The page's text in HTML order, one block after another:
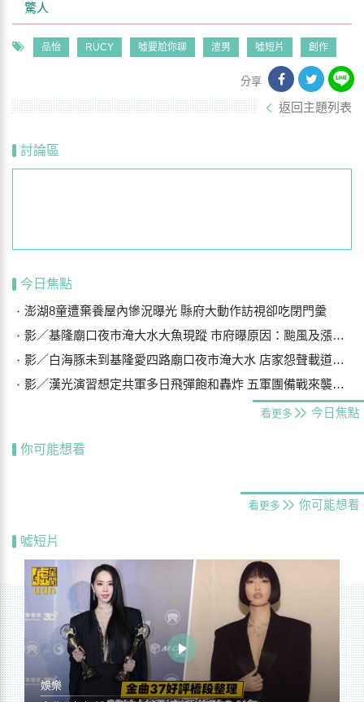
驚人
品怡 RUCY 噓要尬你聊 渣男 噓短片 創作
分享
返回主題列表
討論區
今日焦點
澎湖8童遭棄養屋內慘況曝光 縣府大動作訪視卻吃閉門羹
影／基隆廟口夜市淹大水大魚現蹤 市府曝原因：颱風及漲潮海水倒灌
影／白海豚未到基隆愛四路廟口夜市淹大水 店家怨聲載道…封路排水
影／漢光演習想定共軍多日飛彈飽和轟炸 五軍團備戰來襲船團
看更多 今日焦點
你可能想看
看更多 你可能想看
噓短片
娛樂